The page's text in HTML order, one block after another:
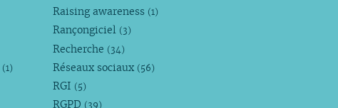
(1)
Raising awareness (1)
Rançongiciel (3)
Recherche (34)
Réseaux sociaux (56)
RGI (5)
RGPD (39)